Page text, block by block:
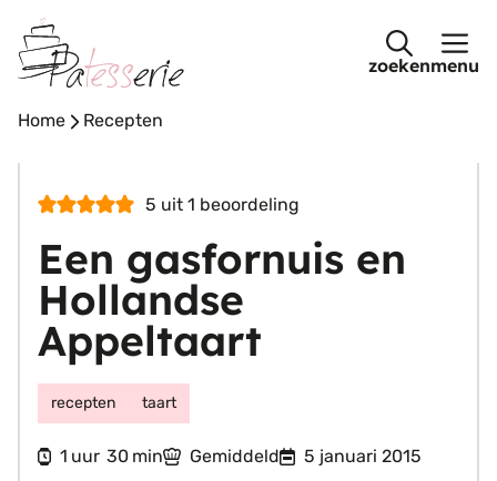
naar
de
menu
Home - Recepten
5 uit 1 beoordeling
Een gasfornuis en
Hollandse
Appeltaart
recepten taart
1uur
uur 30minuten
min Gemiddeld 5 januari 2015